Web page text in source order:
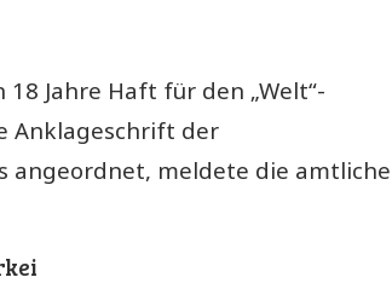
Jahre Haft für den „Welt“-
Anklageschrift der
angeordnet, meldete die amtliche